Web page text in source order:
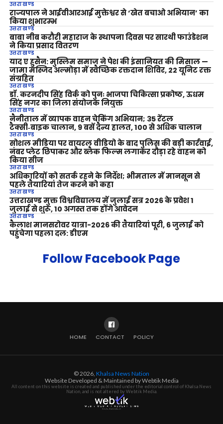
उत्तराखण्ड
राज्यपाल ने आईवीआरआई मुक्तेश्वर से ‘खेत बचाओ अभियान’ का
किया शुभारम्भ
उत्तराखण्ड
बाबा नीब करौरी महाराज के स्थापना दिवस पर सारथी फाउंडेशन
ने किया प्रसाद वितरण
उत्तराखण्ड
याद ए हुसैन: मुस्लिम समाज ने पेश की इंसानियत की मिसाल —
जामा मस्जिद अल्मोड़ा में स्वैच्छिक रक्तदान शिविर, 22 यूनिट रक्त
संग्रहित
उत्तराखण्ड
डॉ. करनदीप सिंह विर्क को पुनः भाजपा चिकित्सा प्रकोष्ठ, ऊधम
सिंह नगर का जिला संयोजक नियुक्त
उत्तराखण्ड
नैनीताल में व्यापक वाहन चेकिंग अभियान; 35 रेंटल
टैक्सी‑बाइक चालान, 9 बसें दैन्य हालत, 100 से अधिक चालान
उत्तराखण्ड
सोशल मीडिया पर वायरल वीडियो के बाद पुलिस की बड़ी कार्रवाई,
नंबर प्लेट छिपाकर और ब्लैक फिल्म लगाकर दौड़ा रहे वाहन को
किया सीज
उत्तराखण्ड
अधिकारियों को सतर्क रहने के निर्देश; भीमताल में मानसून से
पहले तैयारियां तेज करने को कहा
उत्तराखण्ड
उत्तराखण्ड मुक्त विश्वविद्यालय में जुलाई सत्र 2026 के प्रवेश 1
जुलाई से शुरू, 10 अगस्त तक होंगे आवेदन
उत्तराखण्ड
कैलाश मानसरोवर यात्रा-2026 की तैयारियां पूरी, 6 जुलाई को
पहुंचेगा पहला दल: डीएम
Follow Facebook Page
HOME CONTACT POLICY
© 2026, Khalsa News Nation
Website Developed & Maintained by Webtik Media
All content on this website is created and published under the editorial control of Khalsa News
Nation, and is not altered by Webtik Media.